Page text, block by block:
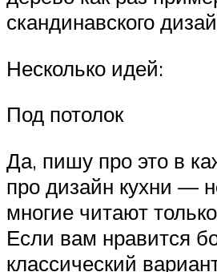
скандинавского
Несколько идей:
Под потолок
Да, пишу про это в
про дизайн кухни —
многие читают
Если вам нравится
классический